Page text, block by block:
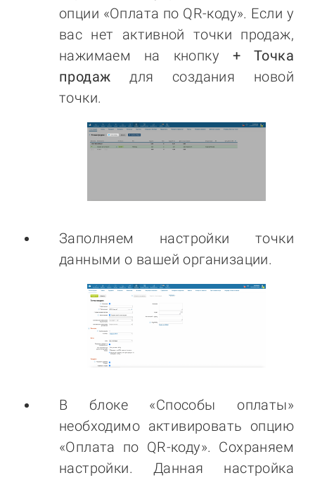
опции «Оплата по QR-коду». Если у
вас нет активной точки продаж,
нажимаем на кнопку + Точка
продаждля создания новой
точки.
Заполняем настройки точки
данными о вашей организации.
В блоке «Способы оплаты»
необходимо активировать опцию
«Оплата по QR-коду». Сохраняем
настройки. Данная настройка